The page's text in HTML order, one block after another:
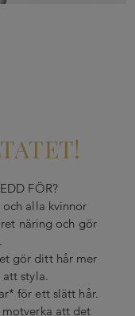
FÖR?
alla kvinnor
näring och gör
gör ditt hår mer
styla.
för ett slätt hår.
att det